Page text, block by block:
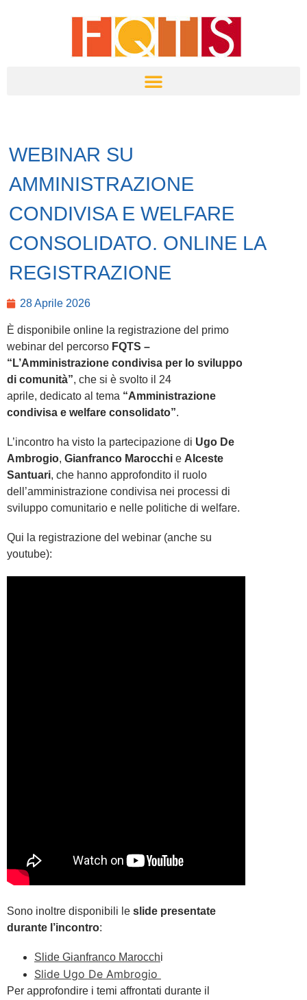
WEBINAR SU
AMMINISTRAZIONE
CONDIVISA E WELFARE
CONSOLIDATO. ONLINE LA
REGISTRAZIONE
28 Aprile 2026
È disponibile online la registrazione del primo
webinar del percorso FQTS –
“L’Amministrazione condivisa per lo sviluppo
di comunità”, che si è svolto il 24
aprile, dedicato al tema “Amministrazione
condivisa e welfare consolidato”.
L’incontro ha visto la partecipazione di Ugo De
Ambrogio, Gianfranco Marocchi e Alceste
Santuari, che hanno approfondito il ruolo
dell’amministrazione condivisa nei processi di
sviluppo comunitario e nelle politiche di welfare.
Qui la registrazione del webinar (anche su
youtube):
Sono inoltre disponibili le slide presentate
durante l’incontro:
Slide Gianfranco Marocchi
Slide Ugo De Ambrogio
Per approfondire i temi affrontati durante il